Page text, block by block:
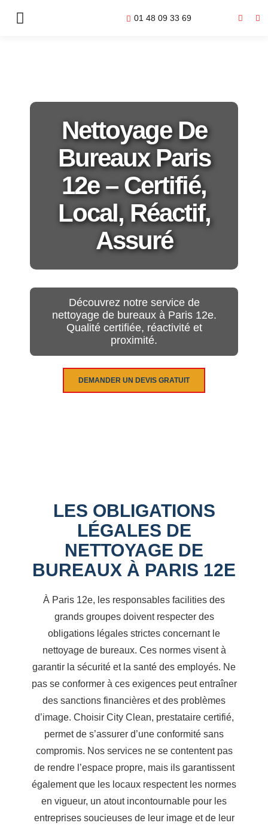
01 48 09 33 69
Nettoyage De
Bureaux Paris
12e – Certifié,
Local, Réactif,
Assuré
Découvrez notre service de
nettoyage de bureaux à Paris 12e.
Qualité certifiée, réactivité et
proximité.
DEMANDER UN DEVIS GRATUIT
LES OBLIGATIONS
LÉGALES DE
NETTOYAGE DE
BUREAUX À PARIS 12E
À Paris 12e, les responsables facilities des
grands groupes doivent respecter des
obligations légales strictes concernant le
nettoyage de bureaux. Ces normes visent à
garantir la sécurité et la santé des employés. Ne
pas se conformer à ces exigences peut entraîner
des sanctions financières et des problèmes
d’image. Choisir City Clean, prestataire certifié,
permet de s’assurer d’une conformité sans
compromis. Nos services ne se contentent pas
de rendre l’espace propre, mais ils garantissent
également que les locaux respectent les normes
en vigueur, un atout incontournable pour les
entreprises soucieuses de leur image et de leur